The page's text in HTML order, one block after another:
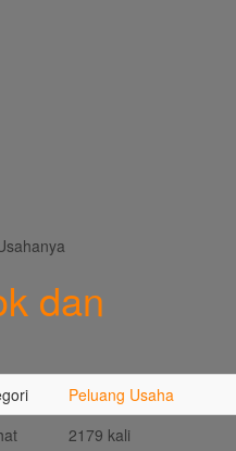
dan
Peluang Usaha
2179 kali